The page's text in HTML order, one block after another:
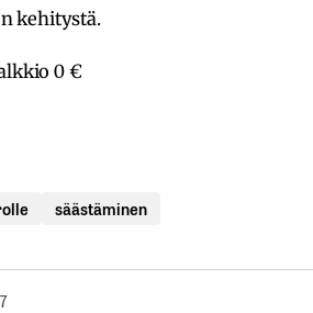
kehitystä.
0 €
säästäminen